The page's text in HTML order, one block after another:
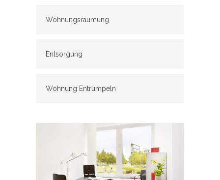
Wohnungsräumung
Entsorgung
Wohnung Entrümpeln